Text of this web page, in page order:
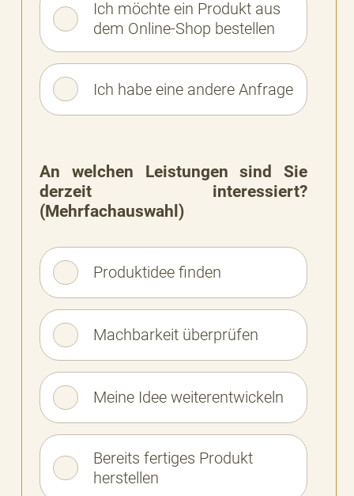
Ich möchte ein Produkt aus
dem Online-Shop bestellen
Ich habe eine andere Anfrage
An welchen Leistungen sind Sie
derzeit interessiert?
(Mehrfachauswahl)
Produktidee finden
Machbarkeit überprüfen
Meine Idee weiterentwickeln
Bereits fertiges Produkt
herstellen